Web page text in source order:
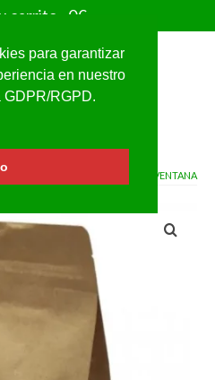
para garantizar
en nuestro
GDPR/RGPD.
carrito 0€
A BOLSAS DE PAPEL KRAFT CON VENTANA